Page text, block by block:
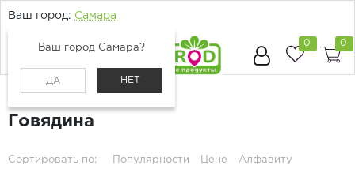
Ваш город: Самара
Ваш город Самара?
ДА НЕТ
0 0
Говядина
Сортировать по: Популярности Цене Алфавиту